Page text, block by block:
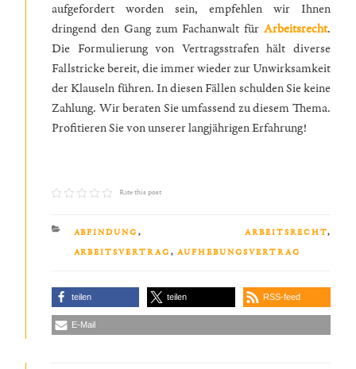
aufgefordert worden sein, empfehlen wir Ihnen
dringend den Gang zum Fachanwalt für Arbeitsrecht.
Die Formulierung von Vertragsstrafen hält diverse
Fallstricke bereit, die immer wieder zur Unwirksamkeit
der Klauseln führen. In diesen Fällen schulden Sie keine
Zahlung. Wir beraten Sie umfassend zu diesem Thema.
Profitieren Sie von unserer langjährigen Erfahrung!
Rate this post
KATEGORIEN
ABFINDUNG , ARBEITSRECHT,
ARBEITSVERTRAG , AUFHEBUNGSVERTRAG
teilen teilen RSS-feed
E-Mail